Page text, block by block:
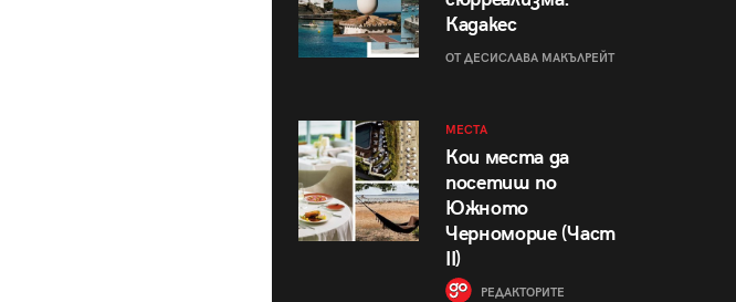
Кадакес
ОТ ДЕСИСЛАВА МАКЪЛРЕЙТ
МЕСТА
Кои места да
посетиш по
Южното
Черноморие (Част
II)
РЕДАКТОРИТЕ